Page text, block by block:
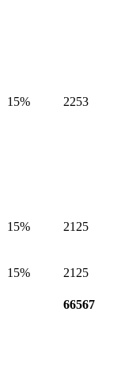
15% 2253
15% 2125
15% 2125
66567